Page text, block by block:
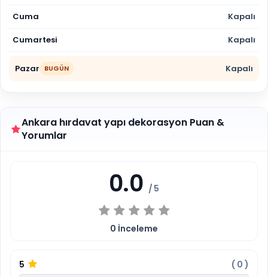
Cuma Kapalı
Cumartesi Kapalı
Pazar BUGÜN Kapalı
Ankara hırdavat yapı dekorasyon Puan &
Yorumlar
0.0 / 5
0 İnceleme
5 ( 0 )